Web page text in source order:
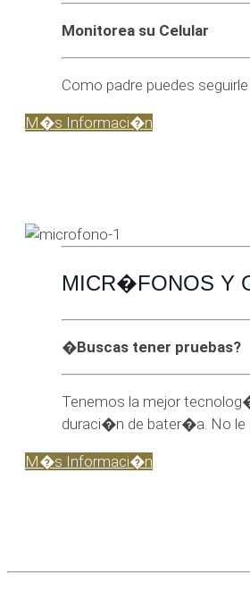
Monitorea su Celular
Como padre puedes
M�s Informaci�n
MICR�FONOS Y
�Buscas tener pruebas?
Tenemos la mejor
duraci�n de bater�a. No le
M�s Informaci�n